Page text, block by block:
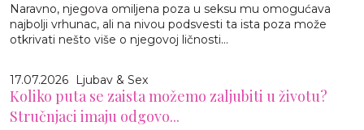
Naravno, njegova omiljena poza u seksu mu omogućava
najbolji vrhunac, ali na nivou podsvesti ta ista poza može
otkrivati nešto više o njegovoj ličnosti...
17.07.2026 Ljubav & Sex
Koliko puta se zaista možemo zaljubiti u životu?
Stručnjaci imaju odgovo...